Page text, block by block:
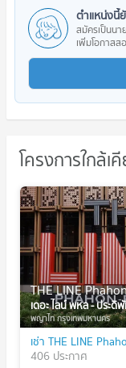
ตำแหน่งนี้
สมัครเป็นนา
เพิ่มโอกาส
โครงการใกล้เ
เดอะ ไลน์ พหล - ประดิ
พญาไท กรุงเทพมหานคร
เช่า THE LINE
406 ประกาศ